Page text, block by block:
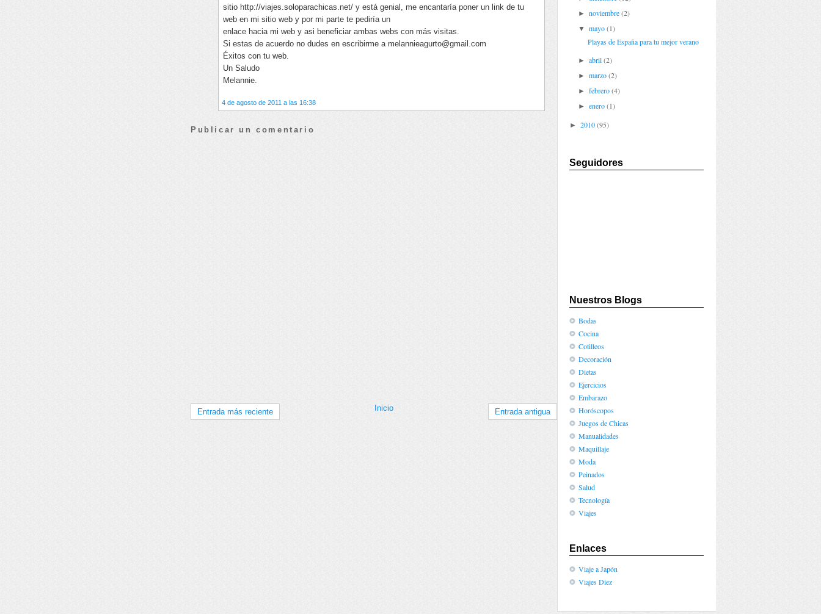
sitio http://viajes.soloparachicas.net/ y está genial, me encantaría poner un link de tu
web en mi sitio web y por mi parte te pediría un
enlace hacia mi web y asi beneficiar ambas webs con más visitas.
Si estas de acuerdo no dudes en escribirme a melannieagurto@gmail.com
Éxitos con tu web.
Un Saludo
Melannie.
4 de agosto de 2011 a las 16:38
Publicar un comentario
Entrada más reciente Entrada antigua
Inicio
►noviembre (2)
▼mayo (1)
Playas de España para tu mejor verano
►abril (2)
►marzo (2)
►febrero (4)
►enero (1)
► 2010(95)
Seguidores
Nuestros Blogs
Bodas
Cocina
Cotilleos
Decoración
Dietas
Ejercicios
Embarazo
Horóscopos
Juegos de Chicas
Manualidades
Maquillaje
Moda
Peinados
Salud
Tecnología
Viajes
Enlaces
Viaje a Japón
Viajes Diez